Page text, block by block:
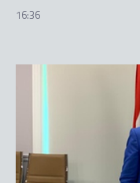
16:36